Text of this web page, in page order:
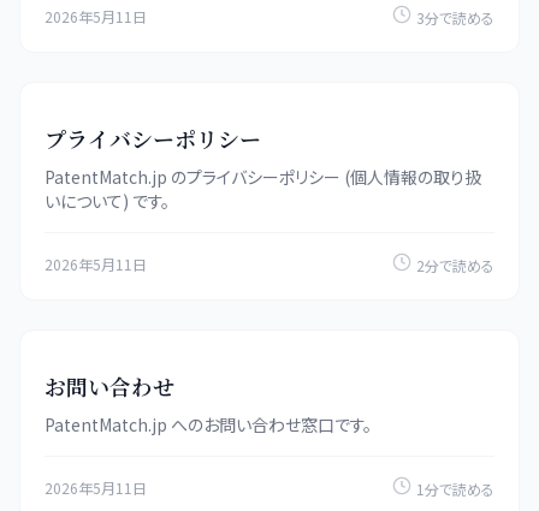
2026年5月11日 3分で読める
プライバシーポリシー
PatentMatch.jp のプライバシーポリシー (個人情報の取り扱
いについて) です。
2026年5月11日 2分で読める
お問い合わせ
PatentMatch.jp へのお問い合わせ窓口です。
2026年5月11日 1分で読める